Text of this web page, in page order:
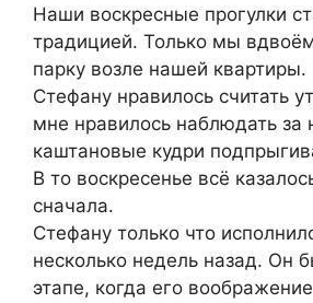
Наши воскресные прогулки
традицией. Только мы
парку возле нашей квартиры.
Стефану нравилось считать
мне нравилось наблюдать за
каштановые кудри
В то воскресенье всё
сначала.
Стефану только что
несколько недель назад. Он
этапе, когда его воображение